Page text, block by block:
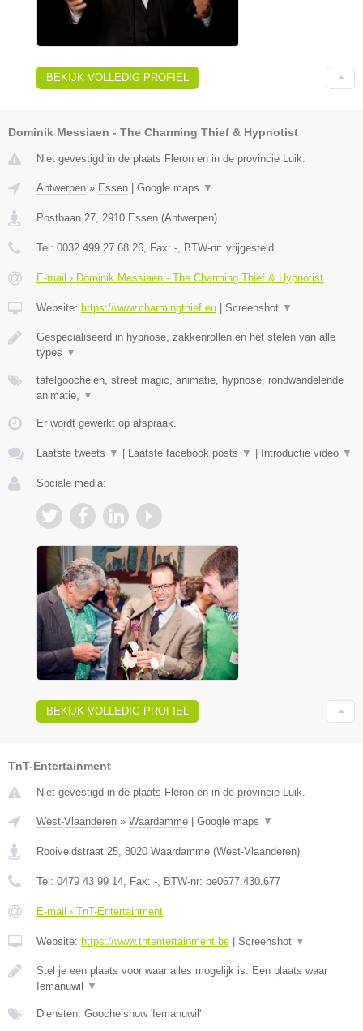
BEKIJK VOLLEDIG PROFIEL
Dominik Messiaen - The Charming Thief & Hypnotist
Niet gevestigd in de plaats Fleron en in de provincie Luik.
Antwerpen » Essen Google maps ▼
Postbaan 27, 2910 Essen (Antwerpen)
Tel: 0032 499 27 68 26, Fax: -, BTW-nr: vrijgesteld
E-mail › Dominik Messiaen - The Charming Thief & Hypnotist
Website: https://www.charmingthief.eu Screenshot ▼
Gespecialiseerd in hypnose, zakkenrollen en het stelen van alle
types ▼
tafelgoochelen, street magic, animatie, hypnose, rondwandelende
animatie, ▼
Er wordt gewerkt op afspraak.
Laatste tweets ▼ Laatste facebook posts ▼ Introductie video ▼
Sociale media:
BEKIJK VOLLEDIG PROFIEL
TnT-Entertainment
Niet gevestigd in de plaats Fleron en in de provincie Luik.
West-Vlaanderen » Waardamme Google maps ▼
Rooiveldstraat 25 8020 Waardamme (West-Vlaanderen)
Tel: 0479 43 99 14 , Fax: - , BTW-nr: be0677.430.677
E-mail › TnT-Entertainment
Website: https://www.tntentertainment.be Screenshot ▼
Stel je een plaats voor waar alles mogelijk is. Een plaats waar
Iemanuwil
▼
Diensten: Goochelshow 'Iemanuwil'